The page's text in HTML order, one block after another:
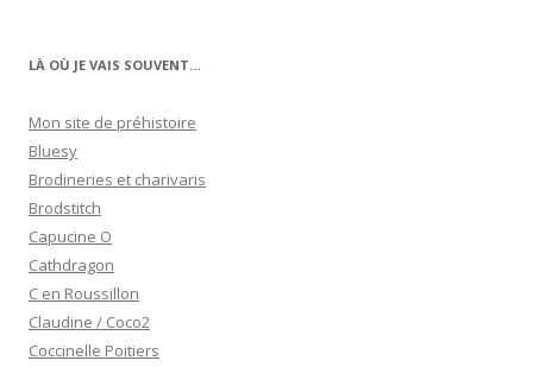
LÀ OÙ JE VAIS SOUVENT…
Mon site de préhistoire
Bluesy
Brodineries et charivaris
Brodstitch
Capucine O
Cathdragon
C en Roussillon
Claudine / Coco2
Coccinelle Poitiers